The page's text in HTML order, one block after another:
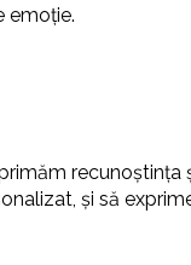
emoție.
recunoștința
și să